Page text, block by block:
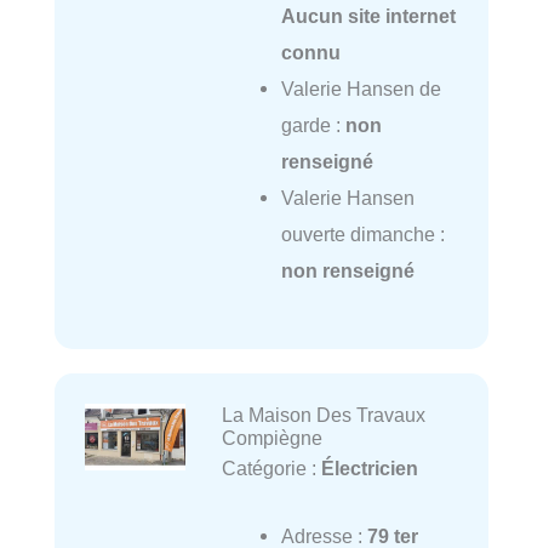
Aucun site internet
connu
Valerie Hansen de
garde : non
renseigné
Valerie Hansen
ouverte dimanche :
non renseigné
La Maison Des Travaux
Compiègne
Catégorie : Électricien
Adresse : 79 ter